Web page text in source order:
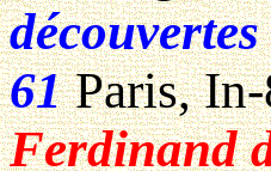
61Paris, In-
Ferdinand